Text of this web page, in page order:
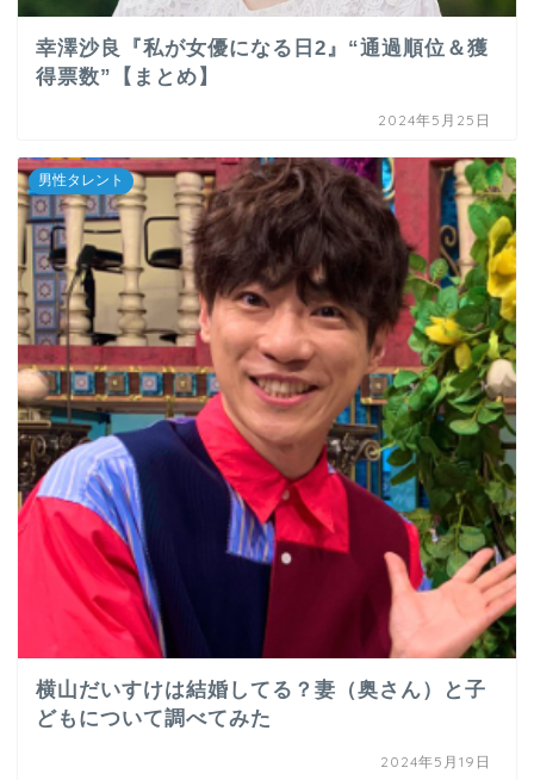
幸澤沙良『私が女優になる日2』“通過順位＆獲
得票数”【まとめ】
2024年5月25日
男性タレント
横山だいすけは結婚してる？妻（奥さん）と子
どもについて調べてみた
2024年5月19日